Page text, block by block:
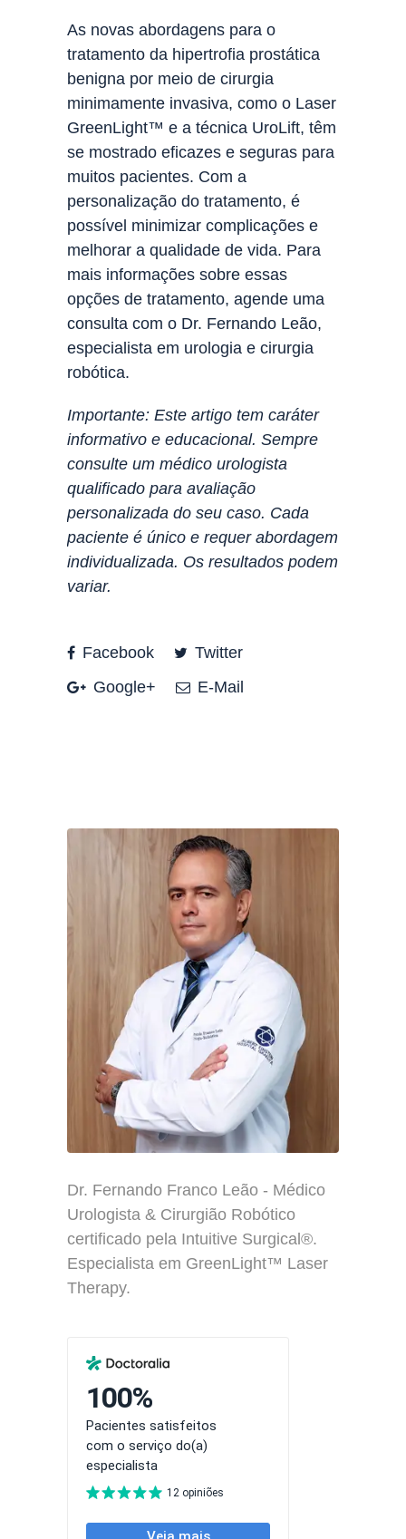
As novas abordagens para o
tratamento da hipertrofia prostática
benigna por meio de cirurgia
minimamente invasiva, como o Laser
GreenLight™ e a técnica UroLift, têm
se mostrado eficazes e seguras para
muitos pacientes. Com a
personalização do tratamento, é
possível minimizar complicações e
melhorar a qualidade de vida. Para
mais informações sobre essas
opções de tratamento, agende uma
consulta com o Dr. Fernando Leão,
especialista em urologia e cirurgia
robótica.
Importante: Este artigo tem caráter
informativo e educacional. Sempre
consulte um médico urologista
qualificado para avaliação
personalizada do seu caso. Cada
paciente é único e requer abordagem
individualizada. Os resultados podem
variar.
Facebook
Twitter
Google+
E-Mail
Dr. Fernando Franco Leão - Médico
Urologista & Cirurgião Robótico
certificado pela Intuitive Surgical®.
Especialista em GreenLight™ Laser
Therapy.